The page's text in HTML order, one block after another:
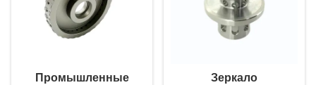
Промышленные
Зеркало